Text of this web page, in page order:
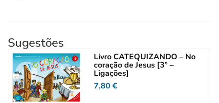
Sugestões
Livro CATEQUIZANDO – No
coração de Jesus [3º –
Ligações]
7,80€